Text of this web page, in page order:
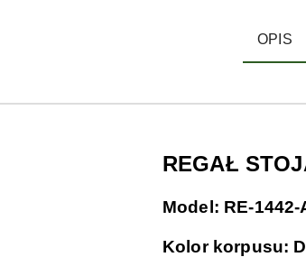
OPIS
REGAŁ
Model: RE-1442-
Kolor korpusu: